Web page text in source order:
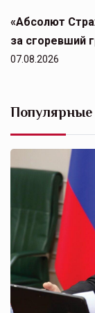
«Абсолют
за сгоревший
07.08.2026
Популярные